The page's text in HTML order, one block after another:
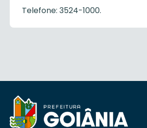
Telefone: 3524-1000.